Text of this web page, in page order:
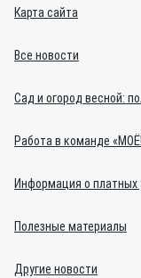
Карта сайта
Все новости
Сад и огород весной:
Работа в команде
Информация о платных
Полезные материалы
Другие новости